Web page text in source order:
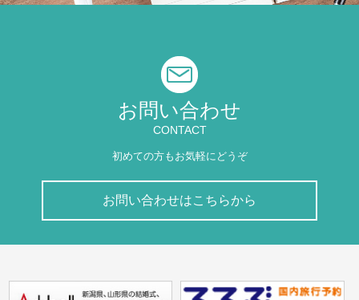
お問い合わせ
CONTACT
初めての方もお気軽にどうぞ
お問い合わせはこちらから